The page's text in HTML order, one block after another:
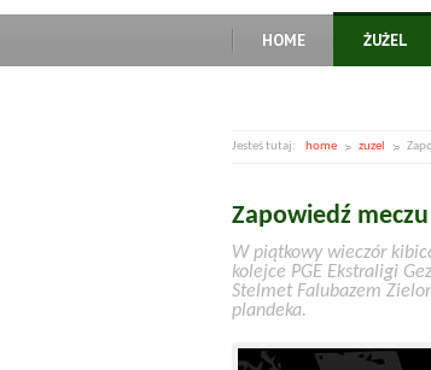
HOME ŻUŻEL
Jesteś tutaj: home zuzel
Zapowiedź
W piątkowy wieczór
kolejce PGE Ekstraligi
Stelmet Falubazem
plandeka.